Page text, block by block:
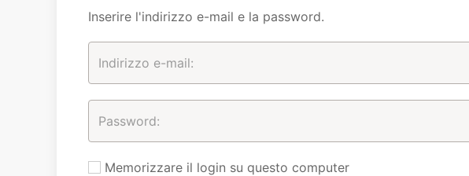
Inserire l'indirizzo e-mail e la password.
Memorizzare il login su questo computer